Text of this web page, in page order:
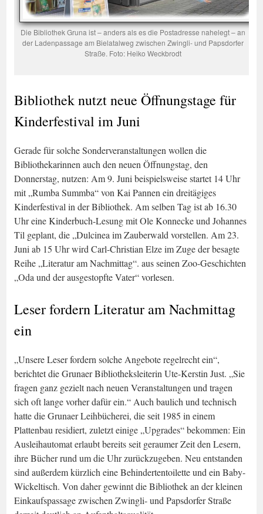
Die Bibliothek Gruna ist – anders als es die Postadresse nahelegt – an
der Ladenpassage am Bielatalweg zwischen Zwingli- und Papsdorfer
Straße. Foto: Heiko Weckbrodt
Bibliothek nutzt neue Öffnungstage für
Kinderfestival im Juni
Gerade für solche Sonderveranstaltungen wollen die
Bibliothekarinnen auch den neuen Öffnungstag, den
Donnerstag, nutzen: Am 9. Juni beispielsweise startet 14 Uhr
mit „Rumba Summba“ von Kai Pannen ein dreitägiges
Kinderfestival in der Bibliothek. Am selben Tag ist ab 16.30
Uhr eine Kinderbuch-Lesung mit Ole Konnecke und Johannes
Til geplant, die „Dulcinea im Zauberwald vorstellen. Am 23.
Juni ab 15 Uhr wird Carl-Christian Elze im Zuge der besagte
Reihe „Literatur am Nachmittag“. aus seinen Zoo-Geschichten
„Oda und der ausgestopfte Vater“ vorlesen.
Leser fordern Literatur am Nachmittag
ein
„Unsere Leser fordern solche Angebote regelrecht ein“,
berichtet die Grunaer Bibliotheksleiterin Ute-Kerstin Just. „Sie
fragen ganz gezielt nach neuen Veranstaltungen und tragen
sich oft lange vorher dafür ein.“ Auch baulich und technisch
hatte die Grunaer Leihbücherei, die seit 1985 in einem
Plattenbau residiert, zuletzt einige „Upgrades“ bekommen: Ein
Ausleihautomat erlaubt bereits seit geraumer Zeit den Lesern,
ihre Bücher rund um die Uhr zurückzugeben. Neu entstanden
sind außerdem kürzlich eine Behindertentoilette und ein Baby-
Wickeltisch. Von daher gewinnt die Bibliothek an der kleinen
Einkaufspassage zwischen Zwingli- und Papsdorfer Straße